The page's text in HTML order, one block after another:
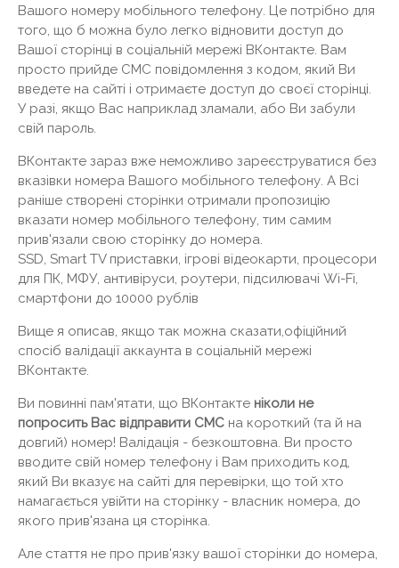
Вашого номеру мобільного телефону. Це потрібно для
того, що б можна було легко відновити доступ до
Вашої сторінці в соціальній мережі ВКонтакте. Вам
просто прийде СМС повідомлення з кодом, який Ви
введете на сайті і отримаєте доступ до своєї сторінці.
У разі, якщо Вас наприклад зламали, або Ви забули
свій пароль.
ВКонтакте зараз вже неможливо зареєструватися без
вказівки номера Вашого мобільного телефону. А Всі
раніше створені сторінки отримали пропозицію
вказати номер мобільного телефону, тим самим
прив'язали свою сторінку до номера.
SSD, Smart TV приставки, ігрові відеокарти, процесори
для ПК, МФУ, антивіруси, роутери, підсилювачі Wi-Fi,
смартфони до 10000 рублів
Вище я описав, якщо так можна сказати,офіційний
спосіб валідації аккаунта в соціальній мережі
ВКонтакте.
Ви повинні пам'ятати, що ВКонтакте ніколи не
попросить Вас відправити СМС на короткий (та й на
довгий) номер! Валідація - безкоштовна. Ви просто
вводите свій номер телефону і Вам приходить код,
який Ви вказує на сайті для перевірки, що той хто
намагається увійти на сторінку - власник номера, до
якого прив'язана ця сторінка.
Але стаття не про прив'язку вашої сторінки до номера,